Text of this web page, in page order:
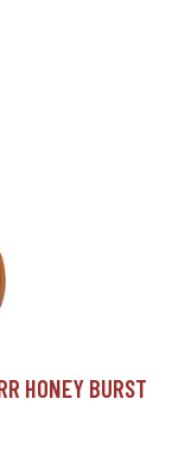
HONEY BURST